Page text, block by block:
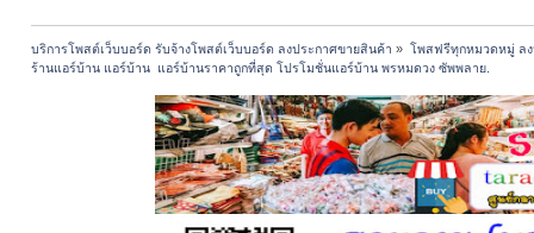
บริการโพสต์เว็บบอร์ด รับจ้างโพสต์เว็บบอร์ด ลงประกาศขายสินค้า » โพสฟรีทุกหมวดหมู่ ล
ร้านแอร์บ้าน แอร์บ้าน  แอร์บ้านราคาถูกที่สุด โปรโมชั่นแอร์บ้าน พรหมดวง ซัพพลาย.